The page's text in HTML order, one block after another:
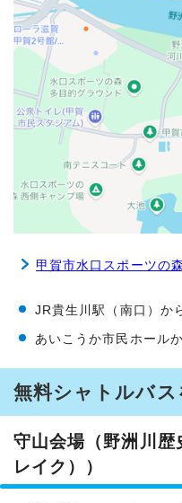
甲賀市水口スポーツの
JR貴生川駅（南口）か
あいこうか市民ホール
無料シャトルバ
守山会場（野洲川
レイク））